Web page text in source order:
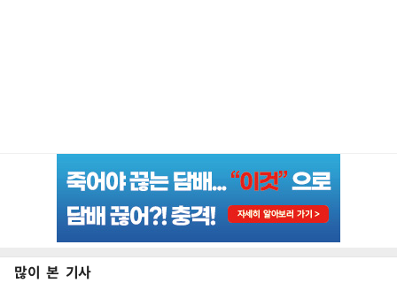
많이 본 기사